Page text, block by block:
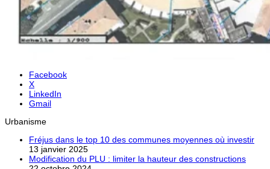
Facebook
X
LinkedIn
Gmail
Urbanisme
Fréjus dans le top 10 des communes moyennes où investir
13 janvier 2025
Modification du PLU : limiter la hauteur des constructions